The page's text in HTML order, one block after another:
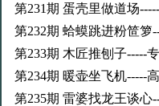
第231期 蛋壳里做道场
第232期 蛤蟆跳进粉笸箩
第233期 木匠推刨子-----
第234期 暖壶坐飞机-----
第235期 雷婆找龙王谈心